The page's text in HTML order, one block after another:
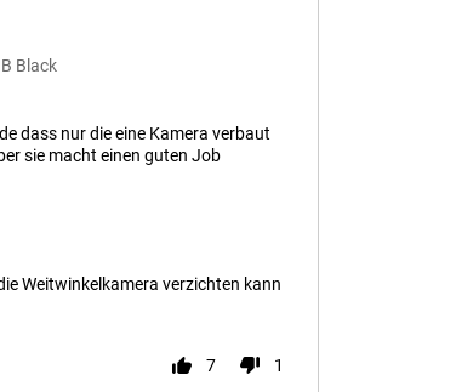
Black
dass nur die eine Kamera verbaut
sie macht einen guten Job
Weitwinkelkamera verzichten kann
7 1